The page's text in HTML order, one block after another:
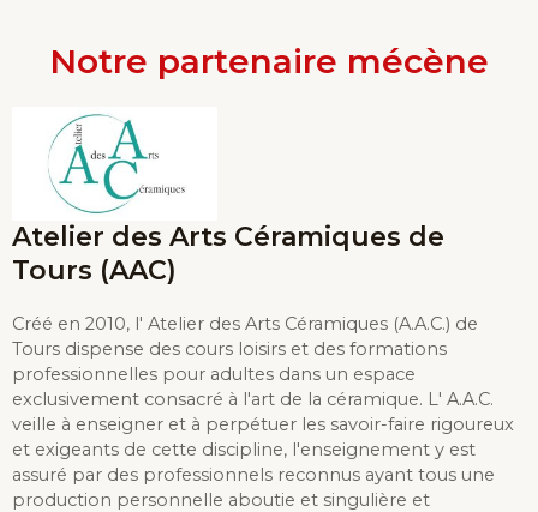
Notre partenaire mécène
Atelier des Arts Céramiques de
Tours (AAC)
Créé en 2010, l' Atelier des Arts Céramiques (A.A.C.) de
Tours dispense des cours loisirs et des formations
professionnelles pour adultes dans un espace
exclusivement consacré à l'art de la céramique. L' A.A.C.
veille à enseigner et à perpétuer les savoir-faire rigoureux
et exigeants de cette discipline, l'enseignement y est
assuré par des professionnels reconnus ayant tous une
production personnelle aboutie et singulière et